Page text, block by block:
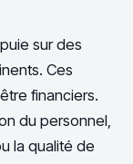
sur des
Ces
financiers.
du personnel,
la qualité de